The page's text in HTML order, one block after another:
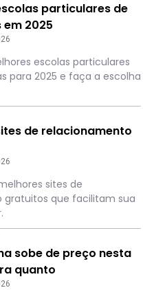
particulares de
2025
escolas particulares
para 2025 e faça a escolha
de relacionamento
sites de
gratuitos que facilitam sua
sobe de preço nesta
quanto